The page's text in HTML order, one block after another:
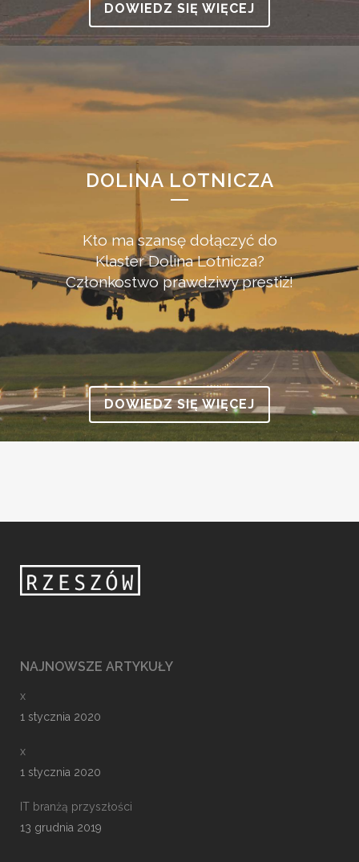
DOWIEDZ SIĘ WIĘCEJ
DOLINA LOTNICZA
Kto ma szansę dołączyć do
Klaster Dolina Lotnicza?
Członkostwo prawdziwy prestiż!
DOWIEDZ SIĘ WIĘCEJ
NAJNOWSZE ARTYKUŁY
x
1 stycznia 2020
x
1 stycznia 2020
IT branżą przyszłości
13 grudnia 2019